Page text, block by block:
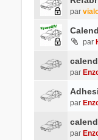
par
par
par
par
par